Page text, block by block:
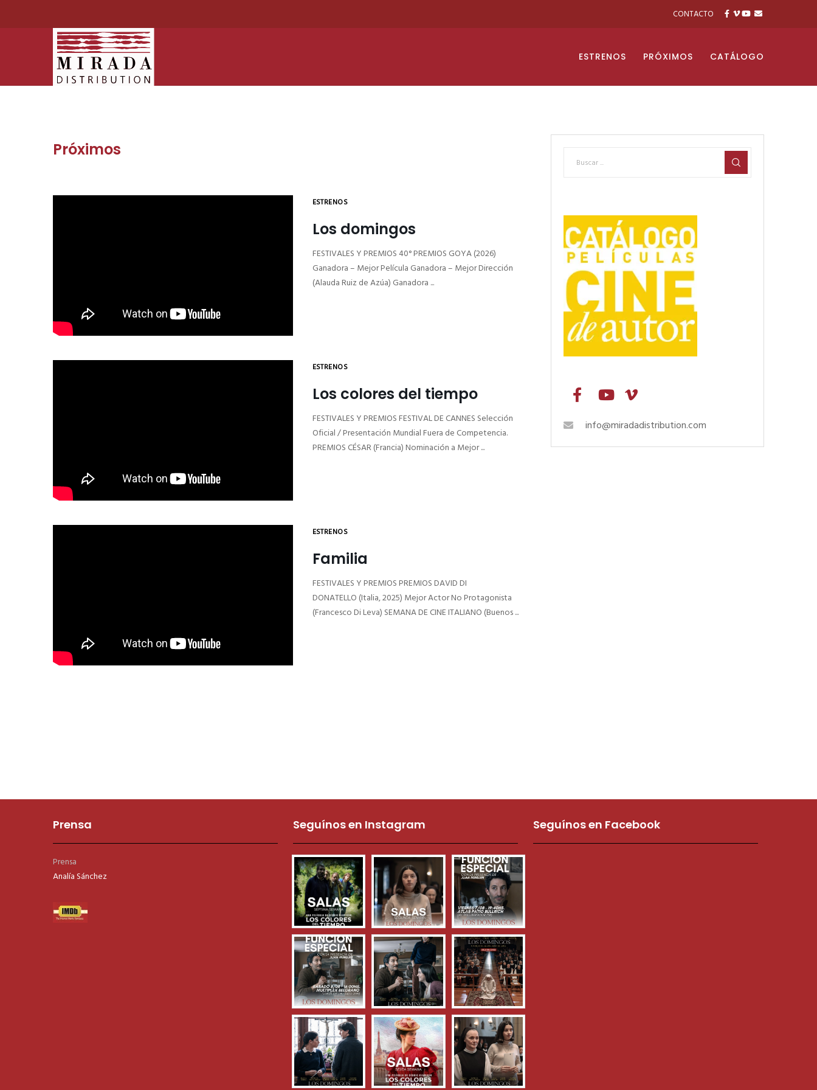
CONTACTO
ESTRENOS PRÓXIMOS CATÁLOGO
Próximos
ESTRENOS
Los domingos
FESTIVALES Y PREMIOS 40° PREMIOS GOYA (2026)
Ganadora – Mejor Película Ganadora – Mejor Dirección
(Alauda Ruiz de Azúa) Ganadora ...
ESTRENOS
Los colores del tiempo
FESTIVALES Y PREMIOS FESTIVAL DE CANNES Selección
Oficial / Presentación Mundial Fuera de Competencia.
PREMIOS CÉSAR (Francia) Nominación a Mejor ...
ESTRENOS
Familia
FESTIVALES Y PREMIOS PREMIOS DAVID DI
DONATELLO (Italia, 2025) Mejor Actor No Protagonista
(Francesco Di Leva) SEMANA DE CINE ITALIANO (Buenos ...
info@miradadistribution.com
Prensa
Prensa
Analía Sánchez
Seguínos en Instagram Seguínos en Facebook